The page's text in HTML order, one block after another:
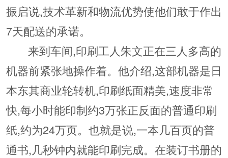
振启说,技术革新和物流优势使他们敢于作出
7天配送的承诺。
来到车间,印刷工人朱文正在三人多高的
机器前紧张地操作着。他介绍,这部机器是日
本东其商业轮转机,印刷纸面精美,速度非常
快,每小时能印制约3万张正反面的普通印刷
纸,约为24万页。也就是说,一本几百页的普
通书,几秒钟内就能印刷完成。在装订书册的